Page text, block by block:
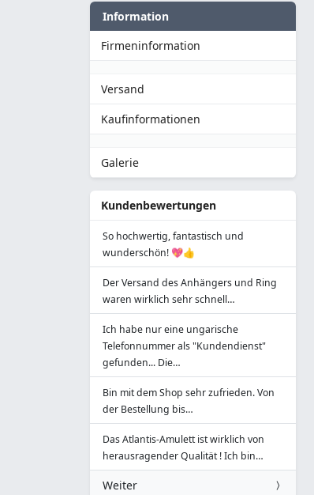
Information
Firmeninformation
Versand
Kaufinformationen
Galerie
Kundenbewertungen
So hochwertig, fantastisch und
wunderschön! 💖👍
Der Versand des Anhängers und Ring
waren wirklich sehr schnell…
Ich habe nur eine ungarische
Telefonnummer als "Kundendienst"
gefunden... Die…
Bin mit dem Shop sehr zufrieden. Von
der Bestellung bis…
Das Atlantis-Amulett ist wirklich von
herausragender Qualität ! Ich bin…
Weiter